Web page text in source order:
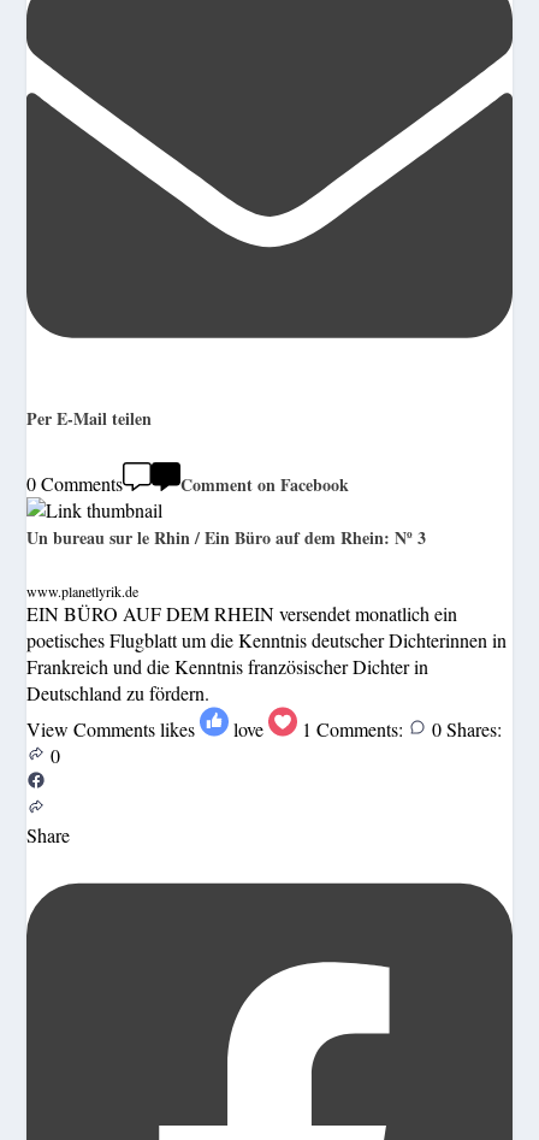
Per E-Mail teilen
0 Comments Comment on Facebook
Un bureau sur le Rhin / Ein Büro auf dem Rhein: Nº 3
www.planetlyrik.de
EIN BÜRO AUF DEM RHEIN versendet monatlich ein
poetisches Flugblatt um die Kenntnis deutscher Dichterinnen in
Frankreich und die Kenntnis französischer Dichter in
Deutschland zu fördern.
View Comments likes love 1 Comments: 0 Shares:
0
Share